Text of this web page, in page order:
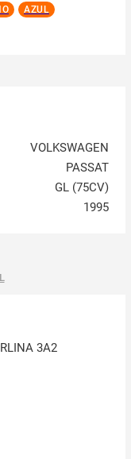
AZUL
VOLKSWAGEN
PASSAT
GL (75CV)
1995
3A2